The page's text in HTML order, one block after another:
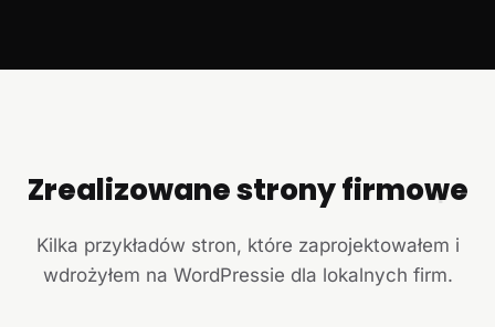
+
Zrealizowane strony firmowe
Kilka przykładów stron, które zaprojektowałem i
wdrożyłem na WordPressie dla lokalnych firm.